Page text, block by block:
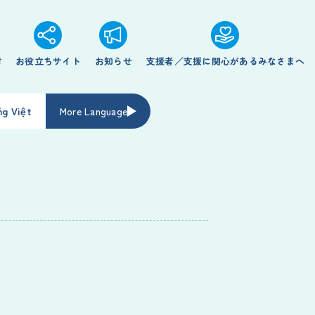
お役立ちサイト お知らせ 支援者／支援に関心があるみなさまへ
Việt More Language